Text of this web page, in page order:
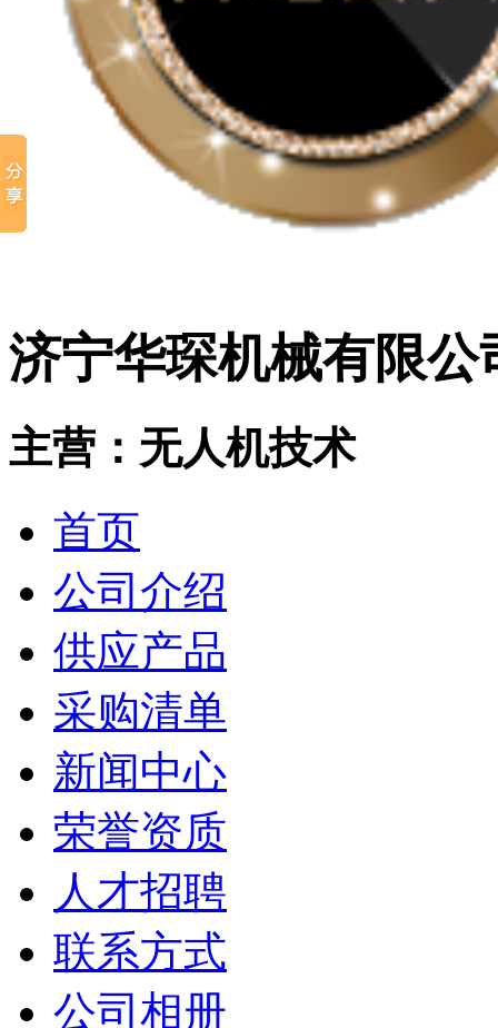
济宁华琛机械有限公
主营：无人机技术
首页
公司介绍
供应产品
采购清单
新闻中心
荣誉资质
人才招聘
联系方式
公司相册